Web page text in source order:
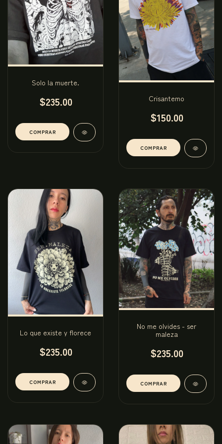
Solo la muerte.
$235.00
COMPRAR
Crisantemo
$150.00
COMPRAR
Lo que existe y florece
$235.00
COMPRAR
No me olvides - ser
maleza
$235.00
COMPRAR